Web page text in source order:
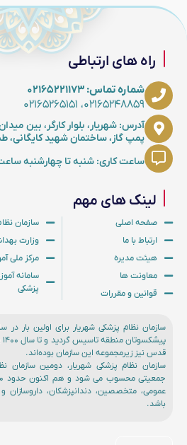
لینک های مهم
صفحه اصلی
ارتباط با ما
هیئت مدیره
معاونت ها
قوانین و مقررات
سازمان
وزارت
مرکز ملی
سامانه
پزشکی
راه های ارتباطی
شماره تماس: ۰۲۱۶۵۲۲۱۱۷۳
۰۲۱۶۵۲۴۸۸۵۹، ۰۲۱۶۵۲۶۵۱۵۱
آدرس: شهریار، بلوار کارگر، بین
پمپ گاز، ساختمان شهید کایگانی،
ساعت کاری: شنبه تا چهارشنبه ساعت 7:30 الی
قدس نیز زیرمجموعه این سازمان بوده‌اند.
سازمان نظام پزشکی شهریار، دومین سازمان
عمومی، متخصصین، دندانپزشکان، داروسازان
باشد.